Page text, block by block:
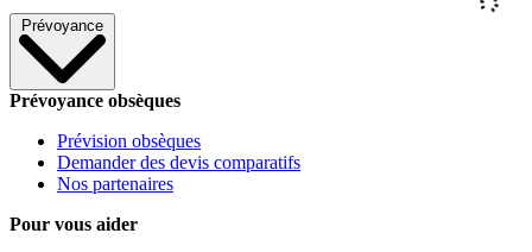
Prévoyance
Prévoyance obsèques
Prévision obsèques
Demander des devis comparatifs
Nos partenaires
Pour vous aider